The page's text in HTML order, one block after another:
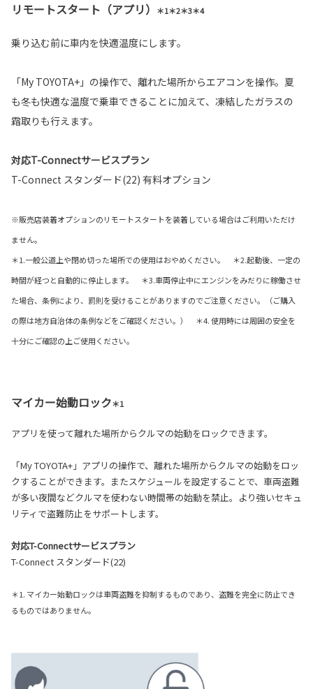
リモートスタート（アプリ） ＊1＊2＊3＊4
乗り込む前に車内を快適温度にします。
「My TOYOTA+」の操作で、離れた場所からエアコンを操作。夏
も冬も快適な温度で乗車できることに加えて、凍結したガラスの
霜取りも行えます。
対応T-Connectサービスプラン
T-Connect スタンダード(22) 有料オプション
※販売店装着オプションのリモートスタートを装着している場合はご利用いただけ
ません。
＊1.一般公道上や閉め切った場所での使用はおやめください。 ＊2.起動後、一定の
時間が経つと自動的に停止します。 ＊3.車両停止中にエンジンをみだりに稼働させ
た場合、条例により、罰則を受けることがありますのでご注意ください。（ご購入
の際は地方自治体の条例などをご確認ください。） ＊4. 使用時には周囲の安全を
十分にご確認の上ご使用ください。
マイカー始動ロック＊1
アプリを使って離れた場所からクルマの始動をロックできます。
「My TOYOTA+」アプリの操作で、離れた場所からクルマの始動をロッ
クすることができます。またスケジュールを設定することで、車両盗難
が多い夜間などクルマを使わない時間帯の始動を禁止。より強いセキュ
リティで盗難防止をサポートします。
対応T-Connectサービスプラン
T-Connect スタンダード(22)
＊1. マイカー始動ロックは車両盗難を抑制するものであり、盗難を完全に防止でき
るものではありません。